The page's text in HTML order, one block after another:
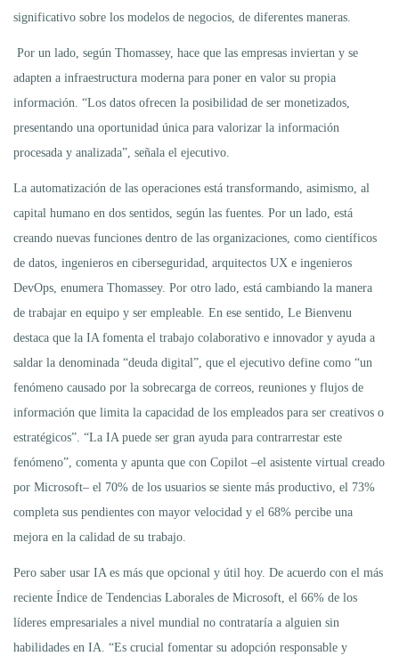
significativo sobre los modelos de negocios, de diferentes maneras.
Por un lado, según Thomassey, hace que las empresas inviertan y se
adapten a infraestructura moderna para poner en valor su propia
información. “Los datos ofrecen la posibilidad de ser monetizados,
presentando una oportunidad única para valorizar la información
procesada y analizada”, señala el ejecutivo.
La automatización de las operaciones está transformando, asimismo, al
capital humano en dos sentidos, según las fuentes. Por un lado, está
creando nuevas funciones dentro de las organizaciones, como científicos
de datos, ingenieros en ciberseguridad, arquitectos UX e ingenieros
DevOps, enumera Thomassey. Por otro lado, está cambiando la manera
de trabajar en equipo y ser empleable. En ese sentido, Le Bienvenu
destaca que la IA fomenta el trabajo colaborativo e innovador y ayuda a
saldar la denominada “deuda digital”, que el ejecutivo define como “un
fenómeno causado por la sobrecarga de correos, reuniones y flujos de
información que limita la capacidad de los empleados para ser creativos o
estratégicos”. “La IA puede ser gran ayuda para contrarrestar este
fenómeno”, comenta y apunta que con Copilot –el asistente virtual creado
por Microsoft– el 70% de los usuarios se siente más productivo, el 73%
completa sus pendientes con mayor velocidad y el 68% percibe una
mejora en la calidad de su trabajo.
Pero saber usar IA es más que opcional y útil hoy. De acuerdo con el más
reciente Índice de Tendencias Laborales de Microsoft, el 66% de los
líderes empresariales a nivel mundial no contrataría a alguien sin
habilidades en IA. “Es crucial fomentar su adopción responsable y